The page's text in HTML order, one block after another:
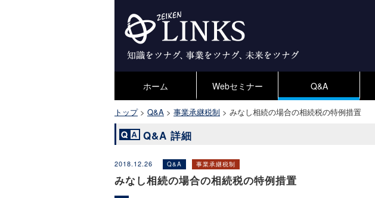
ホーム Webセミナー Q&A
トップ> Q&A > 事業承継税制 > みなし相続の場合の相続税の特例措置
Q&A 詳細
2018.12.26 Q&A 事業承継税制
みなし相続の場合の相続税の特例措置